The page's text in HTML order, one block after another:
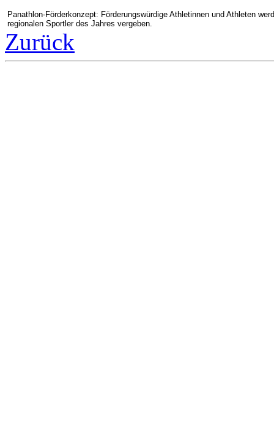
Panathlon-Förderkonzept: Förderungswürdige Athletinnen und Athleten
regionalen Sportler des Jahres vergeben.
Zurück